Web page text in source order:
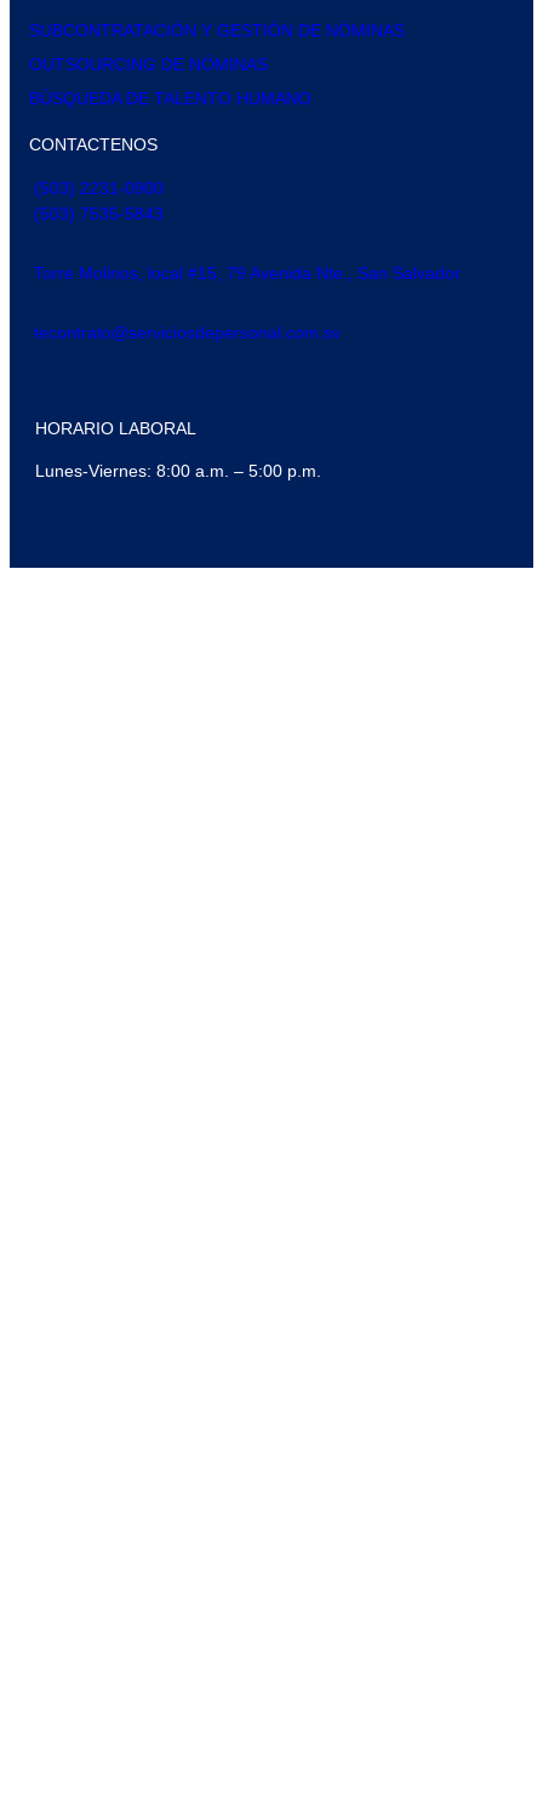
SUBCONTRATACIÓN Y GESTIÓN DE NÓMINAS
OUTSOURCING DE NÓMINAS
BÚSQUEDA DE TALENTO HUMANO
CONTACTENOS
(503) 2231-0900
(503) 7535-5843
Torre Molinos, local #15, 79 Avenida Nte., San Salvador
tecontrato@serviciosdepersonal.com.sv
HORARIO LABORAL
Lunes-Viernes: 8:00 a.m. – 5:00 p.m.